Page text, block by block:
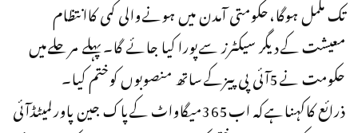
تک مکمل ہوگا،حکومتی آمدن میں ہونےوالی کمی کاانتظام
معیشت کےدیگر سیکٹرز سےپورا کیا جائے گا۔پہلے مرحلےمیں
حکومت نے5آئی پی پیزکےساتھ منصوبوں کوختم کیا۔
ذرائع کاکہناہےکہ اب365میگاواٹ کےپاک جین پاورلمیٹڈآئی